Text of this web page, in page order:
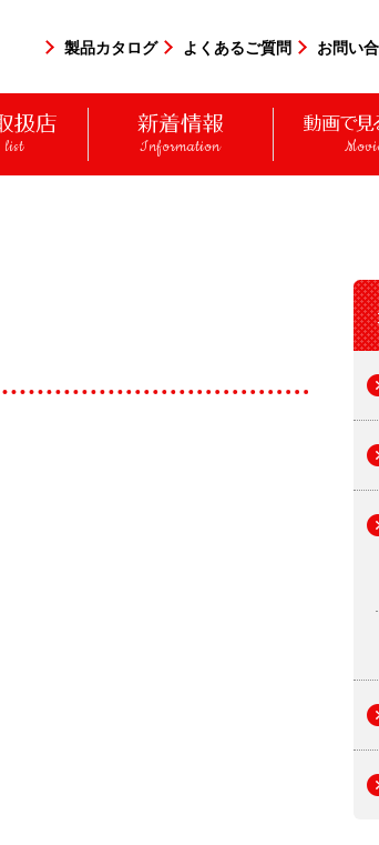
製品カタログ よくあるご質問 お問い
list Information